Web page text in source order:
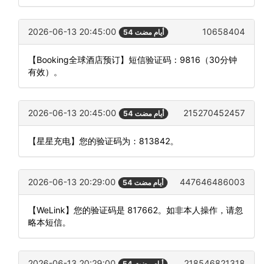
2026-06-13 20:45:00 54 أيام مضت 10658404
【Booking全球酒店预订】短信验证码：9816（30分钟
有效）。
2026-06-13 20:45:00 54 أيام مضت 215270452457
【星星充电】您的验证码为：813842。
2026-06-13 20:29:00 54 أيام مضت 447646486003
【WeLink】您的验证码是 817662。如非本人操作，请忽
略本短信。